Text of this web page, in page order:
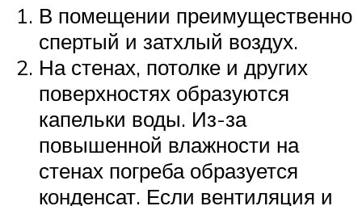
В помещении преимущественно
спертый и затхлый воздух.
На стенах, потолке и других
поверхностях образуются
капельки воды. Из-за
повышенной влажности на
стенах погреба образуется
конденсат. Если вентиляция и